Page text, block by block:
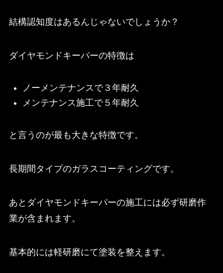
結構認知度はあるんじゃないでしょうか？
ダイヤモンドキーパーの特徴は
ノーメンテナンスで３年耐久
メンテナンス施工で５年耐久
と言うのが最も大きな特徴です。
長期間タイプのガラスコーティングです。
あとダイヤモンドキーパーの施工には必ず研磨作
業が含まれます。
基本的には軽研磨にて塗装を整えます。